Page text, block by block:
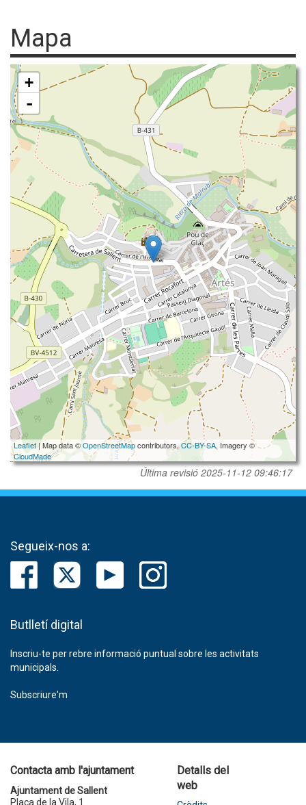
Mapa
+
-
Leaflet | Map data ©OpenStreetMapcontributors,CC-BY-SA, Imagery ©
CloudMade
Última revisió 2025-11-12 09:46:17
Segueix-nos a:
Butlletí digital
Inscriu-te per rebre informació puntual sobre les activitats
municipals.
Subscriure'm
Contacta amb l'ajuntament
Ajuntament de Sallent
Plaça de la Vila, 1
Detalls del
web